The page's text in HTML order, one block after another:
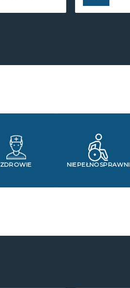
ZDROWIE NIEPEŁNOSPRAWNI